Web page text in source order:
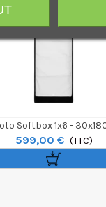
Softbox 1x6 -
White
599,00 € (TTC)